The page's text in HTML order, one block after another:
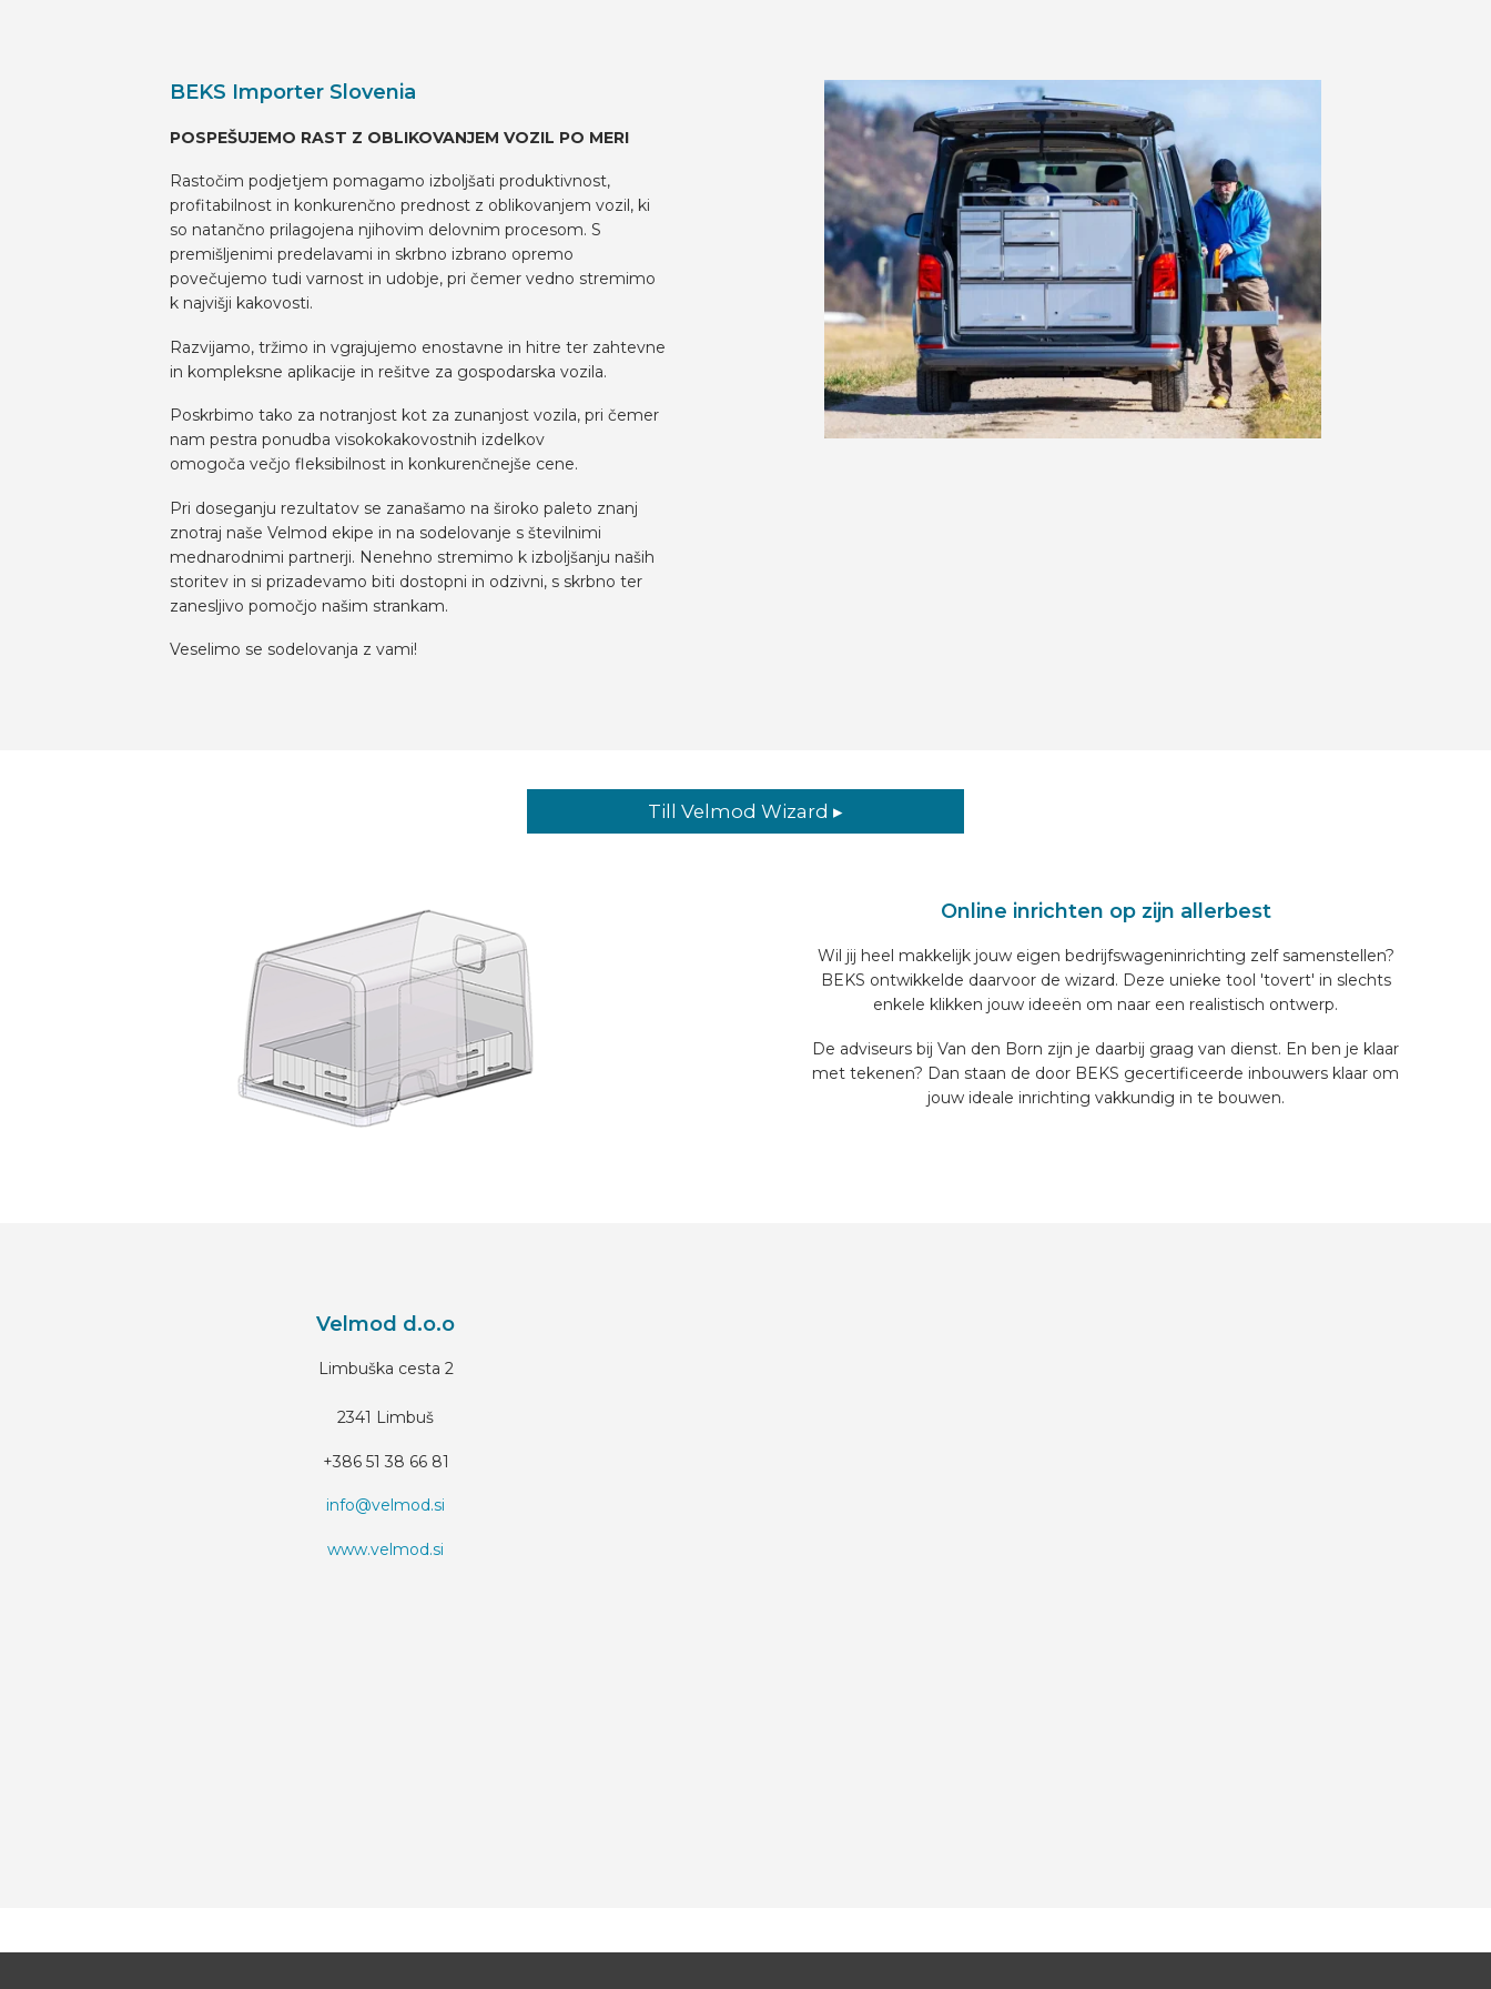
BEKS Importer Slovenia
POSPEŠUJEMO RAST Z OBLIKOVANJEM VOZIL PO MERI
Rastočim podjetjem pomagamo izboljšati produktivnost,
profitabilnost in konkurenčno prednost z oblikovanjem vozil, ki
so natančno prilagojena njihovim delovnim procesom. S
premišljenimi predelavami in skrbno izbrano opremo
povečujemo tudi varnost in udobje, pri čemer vedno stremimo
k najvišji kakovosti.
Razvijamo, tržimo in vgrajujemo enostavne in hitre ter zahtevne
in kompleksne aplikacije in rešitve za gospodarska vozila.
Poskrbimo tako za notranjost kot za zunanjost vozila, pri čemer
nam pestra ponudba visokokakovostnih izdelkov
omogoča večjo fleksibilnost in konkurenčnejše cene.
Pri doseganju rezultatov se zanašamo na široko paleto znanj
znotraj naše Velmod ekipe in na sodelovanje s številnimi
mednarodnimi partnerji. Nenehno stremimo k izboljšanju naših
storitev in si prizadevamo biti dostopni in odzivni, s skrbno ter
zanesljivo pomočjo našim strankam.
Veselimo se sodelovanja z vami!
Till Velmod Wizard ▸
Online inrichten op zijn allerbest
Wil jij heel makkelijk jouw eigen bedrijfswageninrichting zelf samenstellen?
BEKS ontwikkelde daarvoor de wizard. Deze unieke tool 'tovert' in slechts
enkele klikken jouw ideeën om naar een realistisch ontwerp.
De adviseurs bij Van den Born zijn je daarbij graag van dienst. En ben je klaar
met tekenen? Dan staan de door BEKS gecertificeerde inbouwers klaar om
jouw ideale inrichting vakkundig in te bouwen.
Velmod d.o.o
Limbuška cesta 2
2341 Limbuš
+386 51 38 66 81
info@velmod.si
www.velmod.si